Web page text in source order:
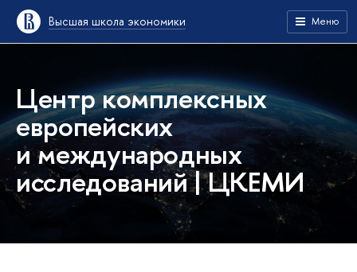
Высшая школа экономики Меню
Центр комплексных
европейских
и международных
исследований | ЦКЕМИ